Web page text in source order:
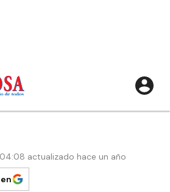
actualizado hace un año